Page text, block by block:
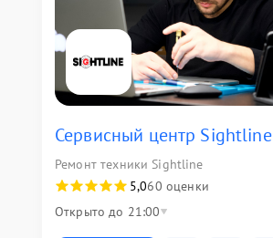
Сервисный центр Sightline
Ремонт техники Sightline
5,060 оценки
Открыто до 21:00